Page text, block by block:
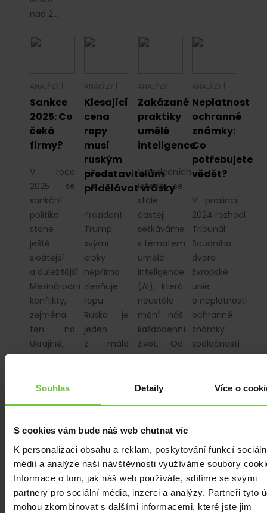
Souhlas Detaily Více o
S cookies vám bude náš web chutnat víc
K personalizaci obsahu a reklam, poskytování funkcí
médií a analýze naší návštěvnosti využíváme soubory
Informace o tom, jak náš web používáte, sdílíme se svými
partnery pro sociální média, inzerci a analýzy. Partneři tyto
mohou zkombinovat s dalšími informacemi, které jste jim
nad 2…
ANALÝZY
Sankce
2025: Co
čeká
firmy?
V roce
2025 se
sankční
politika
stane
ještě
složitější
a důležitější.
Mezinárodní
konflikty,
zejména
ten na
Ukrajině,
napětí…
ANALÝZY
Klesající
cena
ropy
musí
ruským
představitelům
přidělávat vrásky
Prezident
Trump
svými
kroky
nepřímo
zlevňuje
ropu.
Rusko je
jeden
z mála
který
uvalena
nebyla. Proč…
ANALÝZY
Zakázané
praktiky
umělé
inteligence
V posledních
letech se
stále
častěji
setkáváme
s tématem
umělé
inteligence
(AI), která
neustále
mění náš
každodenní
život. Od
ANALÝZY
Neplatnost
ochranné
známky:
Co
potřebujete
vědět?
V prosinci
2024 rozhodl
Tribunál
Soudního
dvora
Evropské
unie
o neplatnosti
ochranné
známky
společnosti
Brands